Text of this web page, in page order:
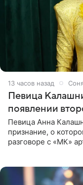
13 часов назад
Певица
появлении
Певица Анна
признание, о
разговоре с «МК»